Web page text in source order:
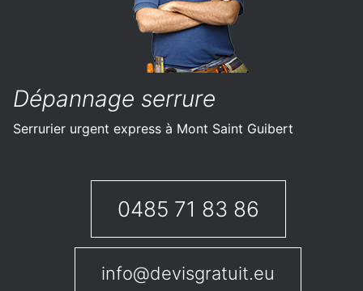
Dépannage serrure
Serrurier urgent express à Mont Saint Guibert
0485 71 83 86
info@devisgratuit.eu